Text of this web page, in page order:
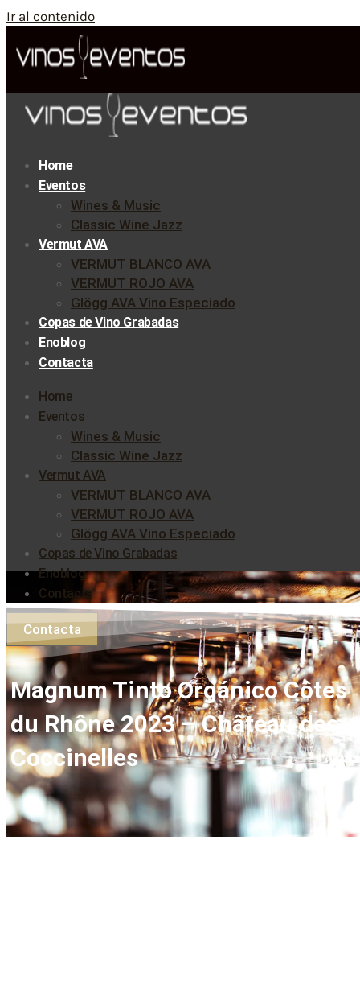
Ir al contenido
Home
Eventos
Wines & Music
Classic Wine Jazz
Vermut AVA
VERMUT BLANCO AVA
VERMUT ROJO AVA
Glögg AVA Vino Especiado
Copas de Vino Grabadas
Enoblog
Contacta
Home
Eventos
Wines & Music
Classic Wine Jazz
Vermut AVA
VERMUT BLANCO AVA
VERMUT ROJO AVA
Glögg AVA Vino Especiado
Copas de Vino Grabadas
Enoblog
Contacta
Contacta
Magnum Tinto Orgánico Côtes
du Rhône 2023 – Château des
Coccinelles